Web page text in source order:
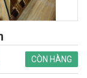
CÒN HÀNG